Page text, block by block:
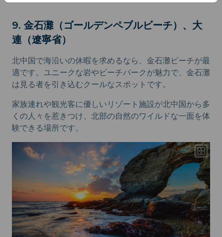
9. 金石灘（ゴールデンペブルビーチ）、大
連（遼寧省）
北中国で海沿いの休暇を求めるなら、金石灘ビーチが最
適です。ユニークな岩やビーチパークが魅力で、金石灘
は見る者を引き込むクールなスポットです。
家族連れや観光客に優しいリゾート施設が北中国から多
くの人々を惹きつけ、北部の自然のワイルドな一面を体
験できる場所です。